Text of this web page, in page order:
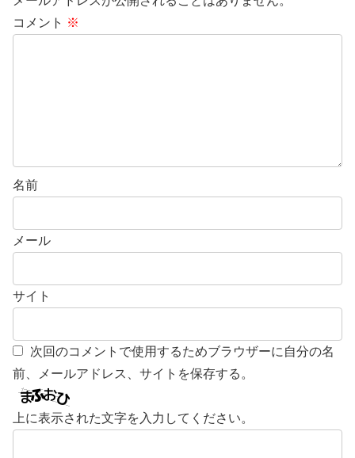
コメント ※
名前
メール
サイト
次回のコメントで使用するためブラウザーに自分の名
前、メールアドレス、サイトを保存する。
上に表示された文字を入力してください。